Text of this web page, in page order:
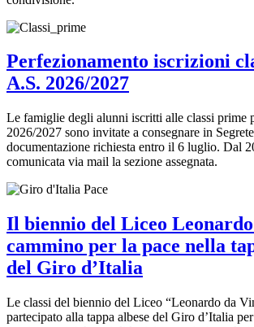
Perfezionamento iscrizioni
A.S. 2026/2027
Le famiglie degli alunni iscritti alle classi prime
2026/2027 sono invitate a consegnare in
documentazione richiesta entro il 6 luglio. Dal
comunicata via mail la sezione assegnata.
Il biennio del Liceo
cammino per la pace nella
del Giro d’Italia
Le classi del biennio del Liceo “Leonardo da
partecipato alla tappa albese del Giro d’Italia